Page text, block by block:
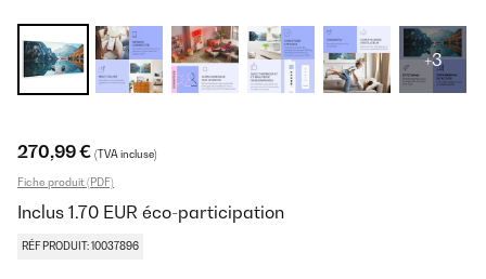
+3
270,99 € (TVA incluse)
Fiche produit (PDF)
Inclus 1.70 EUR éco-participation
RÉF PRODUIT: 10037896